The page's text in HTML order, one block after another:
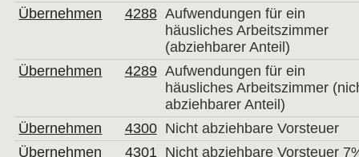
Übernehmen
4288 Aufwendungen für ein
häusliches Arbeitszimmer
(abziehbarer Anteil)
Übernehmen
4289 Aufwendungen für ein
häusliches Arbeitszimmer
abziehbarer Anteil)
Übernehmen
4300 Nicht abziehbare Vorsteuer
Übernehmen
4301 Nicht abziehbare Vorsteuer